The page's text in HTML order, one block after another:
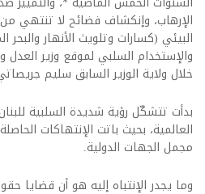
الإرهاب، وإنكشاف فضائح لا تنتهي من
البيئي (كسارات وتلويث الأنهار والبحر
والإستخدام السلبي لموقع وزير
خلال ولاية الوزير السابق سليم
بدأت تتشكّل رؤية شديدة السلبية
العالمية، بحيث باتت الإنتهاكات
مجمل الجهات الدولية.
وما يجدر الإنتباه إليه هو أن قضايا